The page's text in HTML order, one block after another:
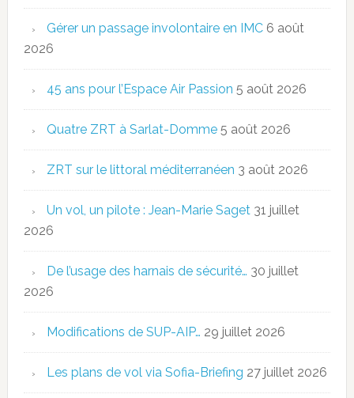
Gérer un passage involontaire en IMC 6 août
2026
45 ans pour l’Espace Air Passion 5 août 2026
Quatre ZRT à Sarlat-Domme 5 août 2026
ZRT sur le littoral méditerranéen 3 août 2026
Un vol, un pilote : Jean-Marie Saget 31 juillet
2026
De l’usage des harnais de sécurité… 30 juillet
2026
Modifications de SUP-AIP… 29 juillet 2026
Les plans de vol via Sofia-Briefing 27 juillet 2026